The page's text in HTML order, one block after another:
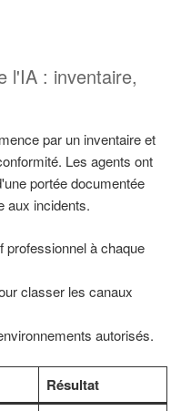
l'IA : inventaire,
par un inventaire et
Les agents ont
portée documentée
aux incidents.
professionnel à chaque
classer les canaux
autorisés.
Résultat